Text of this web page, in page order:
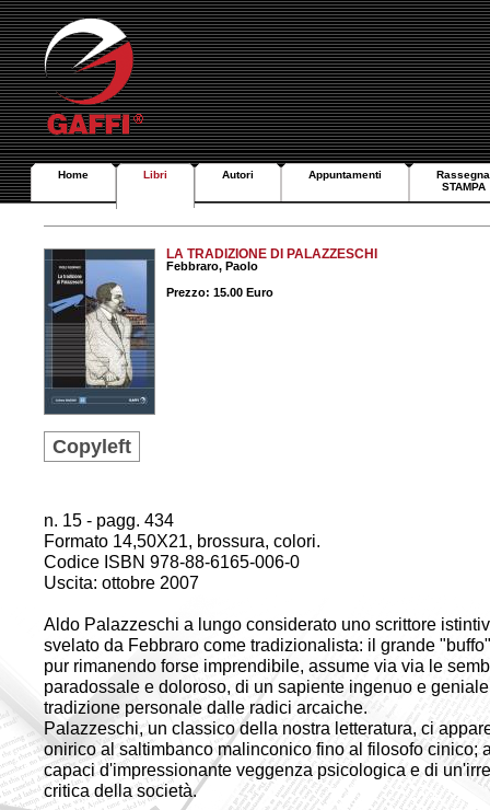
Home Libri Autori Appuntamenti
Rassegna
STAMPA
LA TRADIZIONE DI PALAZZESCHI
Febbraro, Paolo
Prezzo: 15.00 Euro
Copyleft
n. 15 - pagg. 434
Formato 14,50X21, brossura, colori.
Codice ISBN 978-88-6165-006-0
Uscita: ottobre 2007
Aldo Palazzeschi a lungo considerato uno scrittore
svelato da Febbraro come tradizionalista: il grande
pur rimanendo forse imprendibile, assume via via le
paradossale e doloroso, di un sapiente ingenuo e
tradizione personale dalle radici arcaiche.
Palazzeschi, un classico della nostra letteratura, ci
onirico al saltimbanco malinconico fino al filosofo cinico;
capaci d'impressionante veggenza psicologica e di
critica della società.